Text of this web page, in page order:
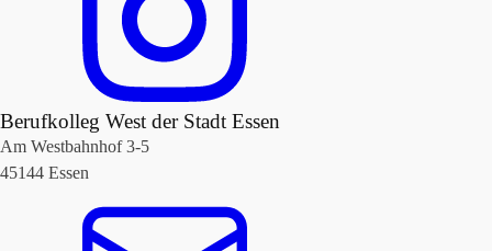
Berufkolleg West der Stadt Essen
Am Westbahnhof 3-5
45144 Essen